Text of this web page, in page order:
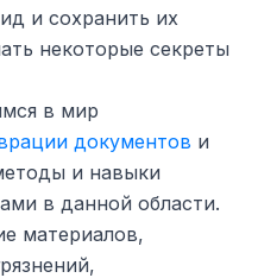
и сохранить их
некоторые секреты
в мир
документов и
и навыки
в данной области.
материалов,